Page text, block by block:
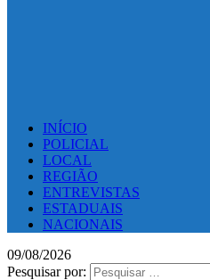
INÍCIO
POLICIAL
LOCAL
REGIÃO
ENTREVISTAS
ESTADUAIS
NACIONAIS
09/08/2026
Pesquisar por: